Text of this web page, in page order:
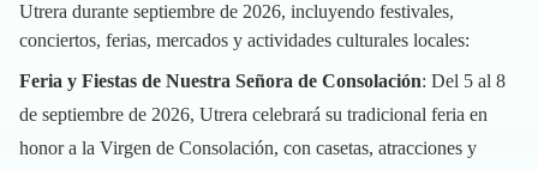
Utrera durante septiembre de 2026, incluyendo festivales,
conciertos, ferias, mercados y actividades culturales locales:
Feria y Fiestas de Nuestra Señora de Consolación: Del 5 al 8
de septiembre de 2026, Utrera celebrará su tradicional feria en
honor a la Virgen de Consolación, con casetas, atracciones y